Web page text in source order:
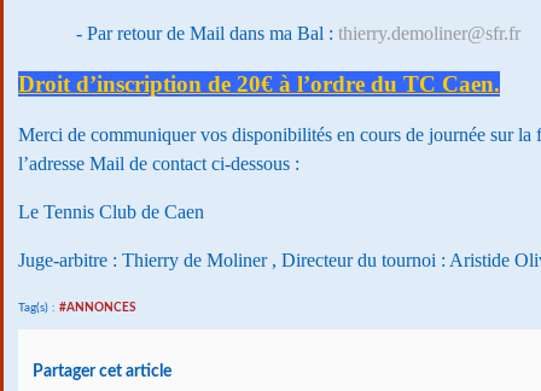
- Par retour de Mail dans ma Bal : thierry.demoliner@sfr.fr
Droit d’inscription de 20€ à l’ordre du TC Caen.
Merci de communiquer vos disponibilités en cours de journée sur la
l’adresse Mail de contact ci-dessous :
Le Tennis Club de Caen
Juge-arbitre : Thierry de Moliner , Directeur du tournoi : Aristide
Tag(s) : #ANNONCES
Partager cet article